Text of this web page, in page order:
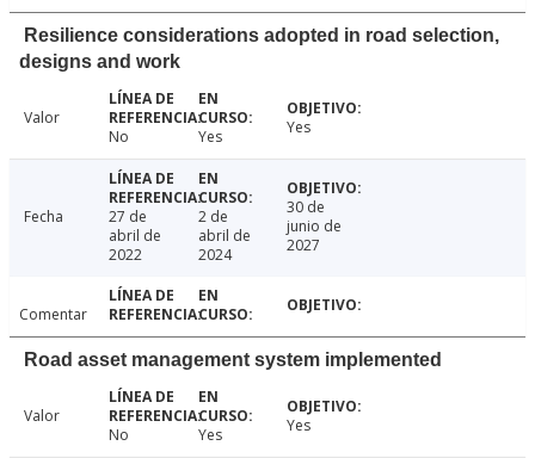
Resilience considerations adopted in road selection,
designs and work
Valor
No
Yes Yes
Fecha
27 de
abril de
2022
2 de
abril de
2024
30 de
junio de
2027
Comentar
Road asset management system implemented
Valor
No
Yes Yes